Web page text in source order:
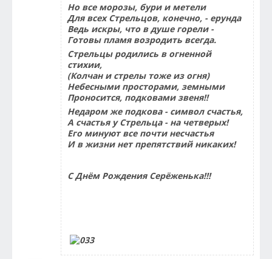
Но все морозы, бури и метели
Для всех Стрельцов, конечно, - ерунда
Ведь искры, что в душе горели -
Готовы пламя возродить всегда.
Стрельцы родились в огненной
стихии,
(Колчан и стрелы тоже из огня)
Небесными просторами, земными
Проносится, подковами звеня!!
Недаром же подкова - символ счастья,
А счастья у Стрельца - на четверых!
Его минуют все почти несчастья
И в жизни нет препятствий никаких!
С Днём Рождения Серёженька!!!